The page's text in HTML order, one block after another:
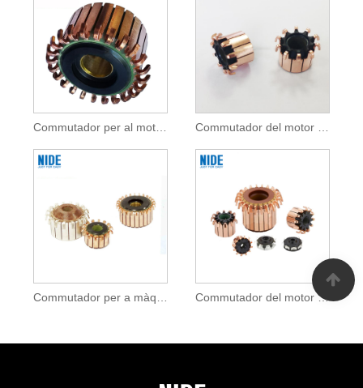
Commutador per al motor de la bomba RO Commutador del motor de la bomba de combustible per a un motor de corrent continu
Commutador del motor del ventilador del ventilador per a motor de corrent continu